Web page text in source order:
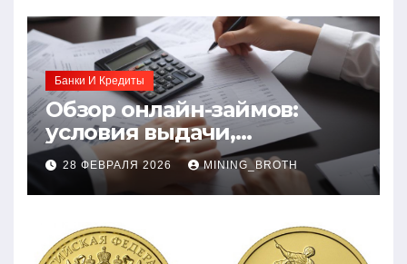
Банки И Кредиты
Обзор онлайн-займов:
условия выдачи,
процентные ставки и
требования к заемщикам
28 ФЕВРАЛЯ 2026 MINING_BROTH